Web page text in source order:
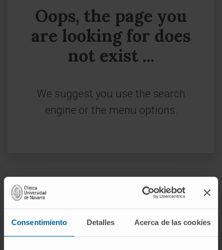
Consentimiento Detalles Acerca de las cookies
Oops, the page you
are looking for does
not exist ...
We suggest you use the search
engine or the menu options.